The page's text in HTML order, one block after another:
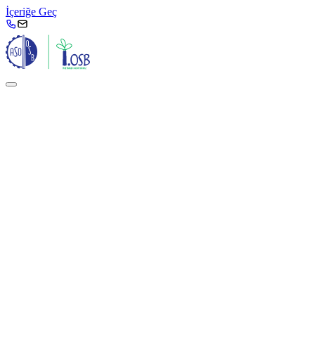
İçeriğe Geç